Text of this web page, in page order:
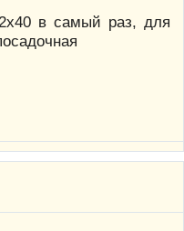
в самый раз, для